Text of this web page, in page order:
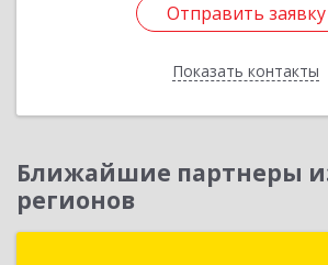
Отправить заявку
Показать контакты
Отправить заявку
Назад
Ближайшие партнеры
регионов